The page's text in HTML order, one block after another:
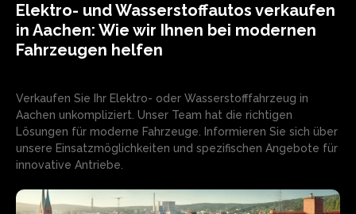
Elektro- und Wasserstoffautos verkaufen
in Aachen: Wie wir Ihnen bei modernen
Fahrzeugen helfen
Verkaufen Sie Ihr Elektro- oder Wasserstofffahrzeug in
Aachen unkompliziert. Unser Team hat die richtigen
Lösungen für moderne Fahrzeuge. Informieren Sie sich über
unsere Einsatzmöglichkeiten und spezifischen Angebote für
innovative Antriebe.